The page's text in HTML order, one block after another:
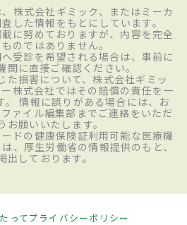
株式会社ギミック、またはミーカ
した情報をもとにしています。
に努めておりますが、内容を完全
のではありません。
受診を希望される場合は、事前に
関に直接ご確認ください。
た損害について、株式会社ギミッ
株式会社ではその賠償の責任を一
。 情報に誤りがある場合には、お
ァイル編集部までご連絡をいただ
お願いいたします。
ドの健康保険証利用可能な医療機
、厚生労働省の情報提供のもと、
出しております。
ってプライバシーポリシー